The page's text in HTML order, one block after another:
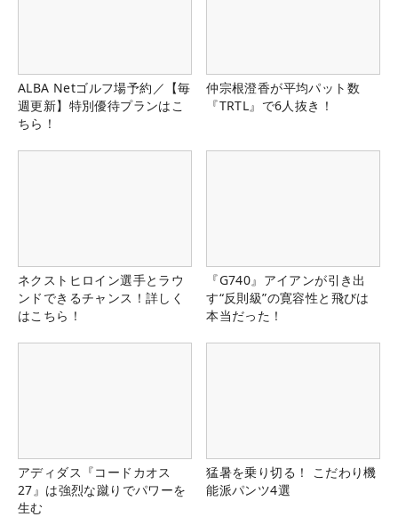
ALBA Netゴルフ場予約／【毎
週更新】特別優待プランはこ
ちら！
仲宗根澄香が平均パット数
『TRTL』で6人抜き！
ネクストヒロイン選手とラウ
ンドできるチャンス！詳しく
はこちら！
『G740』アイアンが引き出
す“反則級”の寛容性と飛びは
本当だった！
アディダス『コードカオス
27』は強烈な蹴りでパワーを
生む
猛暑を乗り切る！ こだわり機
能派パンツ4選